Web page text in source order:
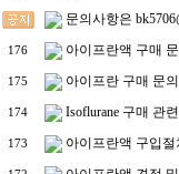
문의사항은
176 아이프란액 구매
175 아이프란 구매 문의
174 Isoflurane 구매 관
173 아이프란액 구입